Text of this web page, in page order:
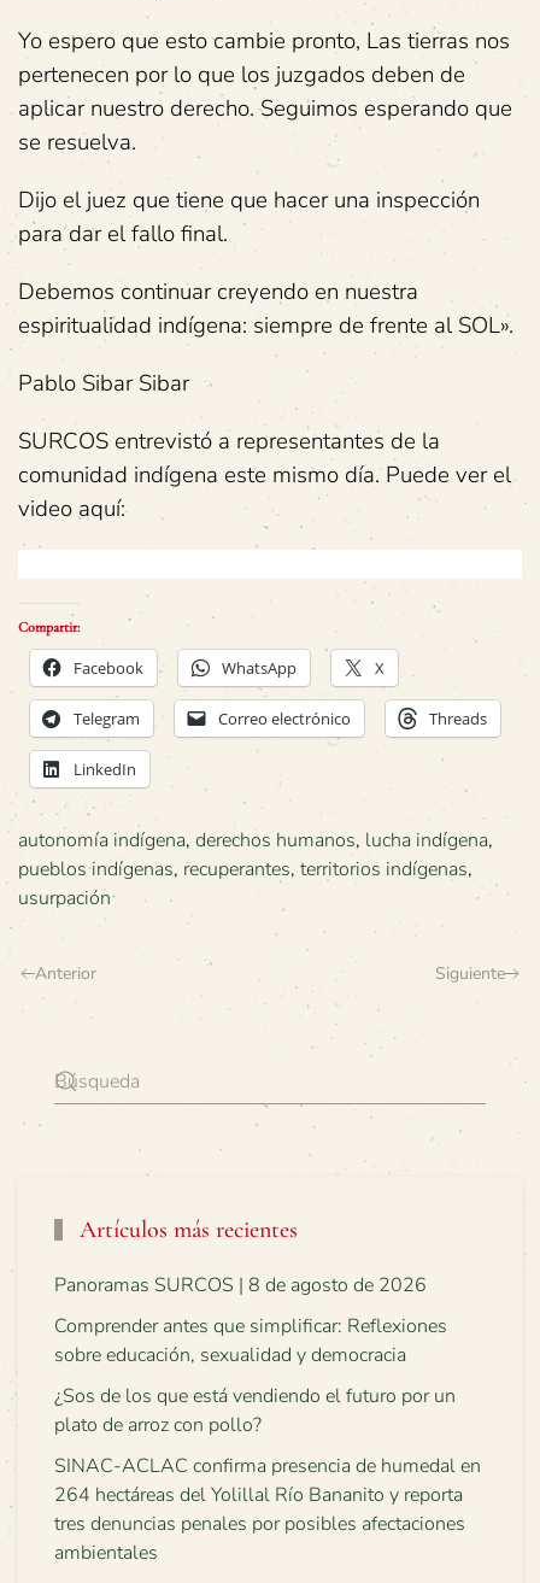
Yo espero que esto cambie pronto, Las tierras nos
pertenecen por lo que los juzgados deben de
aplicar nuestro derecho. Seguimos esperando que
se resuelva.
Dijo el juez que tiene que hacer una inspección
para dar el fallo final.
Debemos continuar creyendo en nuestra
espiritualidad indígena: siempre de frente al SOL».
Pablo Sibar Sibar
SURCOS entrevistó a representantes de la
comunidad indígena este mismo día. Puede ver el
video aquí:
Compartir:
Facebook WhatsApp X
Telegram Correo electrónico Threads
LinkedIn
autonomía indígena, derechos humanos, lucha indígena,
pueblos indígenas, recuperantes, territorios indígenas,
usurpación
Anterior Siguiente
Artículos más recientes
Panoramas SURCOS | 8 de agosto de 2026
Comprender antes que simplificar: Reflexiones
sobre educación, sexualidad y democracia
¿Sos de los que está vendiendo el futuro por un
plato de arroz con pollo?
SINAC-ACLAC confirma presencia de humedal en
264 hectáreas del Yolillal Río Bananito y reporta
tres denuncias penales por posibles afectaciones
ambientales